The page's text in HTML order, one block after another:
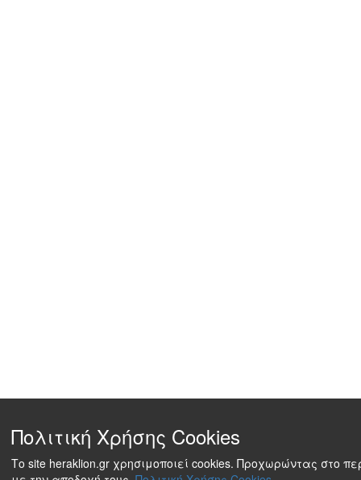
Πολιτική Χρήσης Cookies
Το site heraklion.gr χρησιμοποιεί cookies. Προχωρώντας στο